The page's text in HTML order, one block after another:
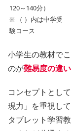
120～140分）
※ （ ）内は中学受
験コース
小学生の教材で
のが難易度の違い
コンセプトとし
現力」を重視し
タブレット学習